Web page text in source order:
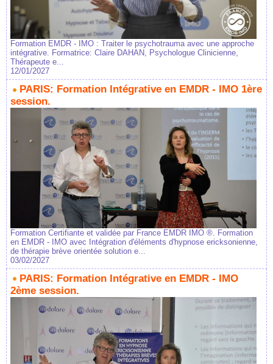
Formation EMDR - IMO : Traiter le psychotrauma avec une approche
intégrative. Formatrice: Claire DAHAN, Psychologue Clinicienne,
Thérapeute e...
12/01/2027
PARIS: Formation Intégrative en EMDR - IMO 1ère
session.
Formation Certifiante et validée par France EMDR IMO ®. Formation
en EMDR - IMO avec Intégration d'éléments d'hypnose ericksonienne,
de thérapie brève orientée solution e...
03/02/2027
PARIS: Formation Intégrative en EMDR - IMO
2ème session.